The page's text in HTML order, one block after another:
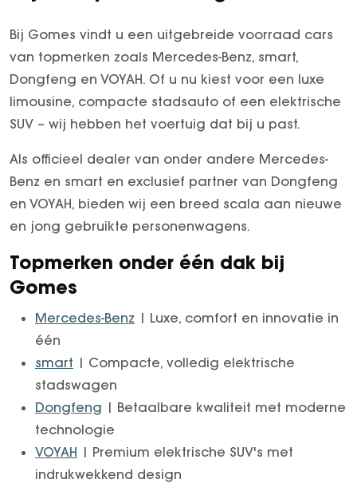
Bij Gomes vindt u een uitgebreide voorraad cars
van topmerken zoals Mercedes-Benz, smart,
Dongfeng en VOYAH. Of u nu kiest voor een luxe
limousine, compacte stadsauto of een elektrische
SUV – wij hebben het voertuig dat bij u past.
Als officieel dealer van onder andere Mercedes-
Benz en smart en exclusief partner van Dongfeng
en VOYAH, bieden wij een breed scala aan nieuwe
en jong gebruikte personenwagens.
Topmerken onder één dak bij
Gomes
Mercedes-Benz | Luxe, comfort en innovatie in
één
smart | Compacte, volledig elektrische
stadswagen
Dongfeng | Betaalbare kwaliteit met moderne
technologie
VOYAH | Premium elektrische SUV's met
indrukwekkend design